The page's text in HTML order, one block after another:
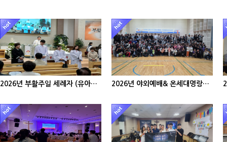
2026년 부활주일 세례자 (유아세례자포함) 2026년 야외예배& 온세대명랑운동회